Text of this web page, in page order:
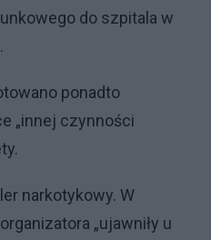
do szpitala w
ponadto
„innej czynności
narkotykowy. W
„ujawniły u